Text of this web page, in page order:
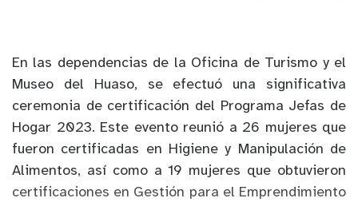
En las dependencias de la Oficina de Turismo y el
Museo del Huaso, se efectuó una significativa
ceremonia de certificación del Programa Jefas de
Hogar 2023. Este evento reunió a 26 mujeres que
fueron certificadas en Higiene y Manipulación de
Alimentos, así como a 19 mujeres que obtuvieron
certificaciones en Gestión para el Emprendimiento